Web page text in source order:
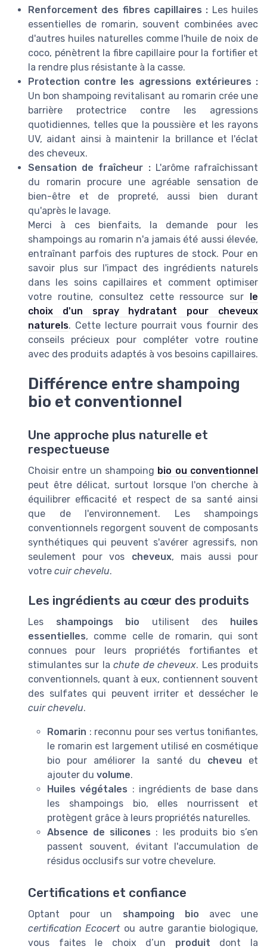
Renforcement des fibres capillaires : Les huiles
essentielles de romarin, souvent combinées avec
d'autres huiles naturelles comme l'huile de noix de
coco, pénètrent la fibre capillaire pour la fortifier et
la rendre plus résistante à la casse.
Protection contre les agressions extérieures :
Un bon shampoing revitalisant au romarin crée une
barrière protectrice contre les agressions
quotidiennes, telles que la poussière et les rayons
UV, aidant ainsi à maintenir la brillance et l'éclat
des cheveux.
Sensation de fraîcheur :L'arôme rafraîchissant
du romarin procure une agréable sensation de
bien-être et de propreté, aussi bien durant
qu'après le lavage.
Merci à ces bienfaits, la demande pour les
shampoings au romarin n'a jamais été aussi élevée,
entraînant parfois des ruptures de stock. Pour en
savoir plus sur l'impact des ingrédients naturels
dans les soins capillaires et comment optimiser
votre routine, consultez cette ressource sur le
choix d'un spray hydratant pour cheveux
naturels. Cette lecture pourrait vous fournir des
conseils précieux pour compléter votre routine
avec des produits adaptés à vos besoins capillaires.
Différence entre shampoing
bio et conventionnel
Une approche plus naturelle et
respectueuse
Choisir entre un shampoing bio ou conventionnel
peut être délicat, surtout lorsque l'on cherche à
équilibrer efficacité et respect de sa santé ainsi
que de l'environnement. Les shampoings
conventionnels regorgent souvent de composants
synthétiques qui peuvent s'avérer agressifs, non
seulement pour vos cheveux, mais aussi pour
votre cuir chevelu.
Les ingrédients au cœur des produits
Les shampoings bio utilisent des huiles
essentielles, comme celle de romarin, qui sont
connues pour leurs propriétés fortifiantes et
stimulantes sur lachute de cheveux. Les produits
conventionnels, quant à eux, contiennent souvent
des sulfates qui peuvent irriter et dessécher le
cuir chevelu.
Romarin : reconnu pour ses vertus tonifiantes,
le romarin est largement utilisé en cosmétique
bio pour améliorer la santé du cheveu et
ajouter du volume.
Huiles végétales : ingrédients de base dans
les shampoings bio, elles nourrissent et
protègent grâce à leurs propriétés naturelles.
Absence de silicones : les produits bio s’en
passent souvent, évitant l'accumulation de
résidus occlusifs sur votre chevelure.
Certifications et confiance
Optant pour un shampoing bio avec une
certification Ecocertou autre garantie biologique,
vous faites le choix d’un produit dont la